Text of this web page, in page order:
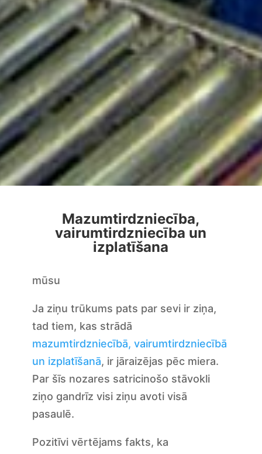
Mazumtirdzniecība,
vairumtirdzniecība un
izplatīšana
mūsu
Ja ziņu trūkums pats par sevi ir ziņa,
tad tiem, kas strādā
mazumtirdzniecībā, vairumtirdzniecībā
un izplatīšanā, ir jāraizējas pēc miera.
Par šīs nozares satricinošo stāvokli
ziņo gandrīz visi ziņu avoti visā
pasaulē.
Pozitīvi vērtējams fakts, ka